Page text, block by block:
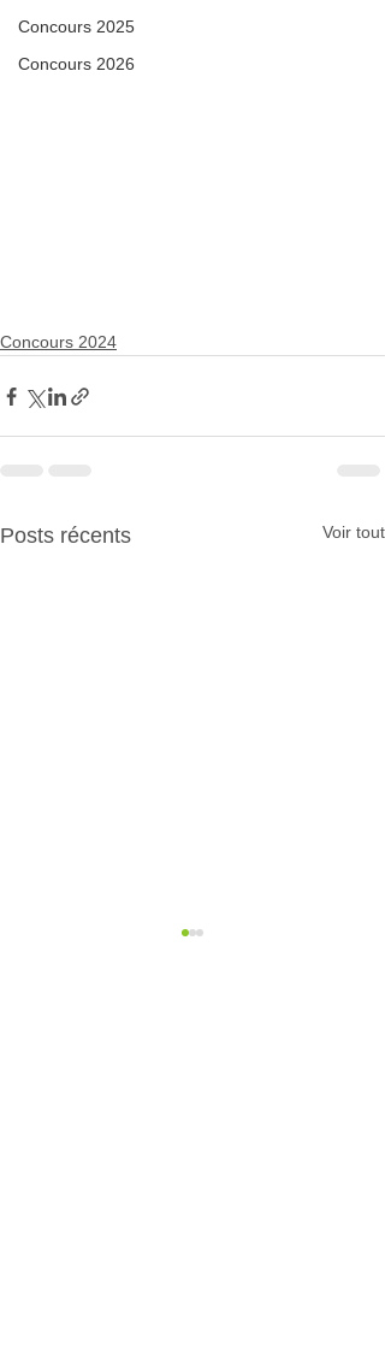
Concours 2025
Concours 2026
Concours 2024
Posts récents Voir tout